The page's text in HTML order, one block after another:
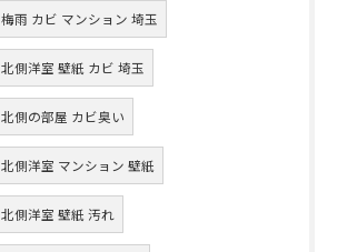
梅雨 カビ マンション 埼玉
北側洋室 壁紙 カビ 埼玉
北側の部屋 カビ臭い
北側洋室 マンション 壁紙
北側洋室 壁紙 汚れ